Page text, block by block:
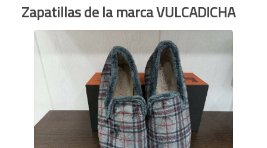
Zapatillas de la marca VULCADICHA